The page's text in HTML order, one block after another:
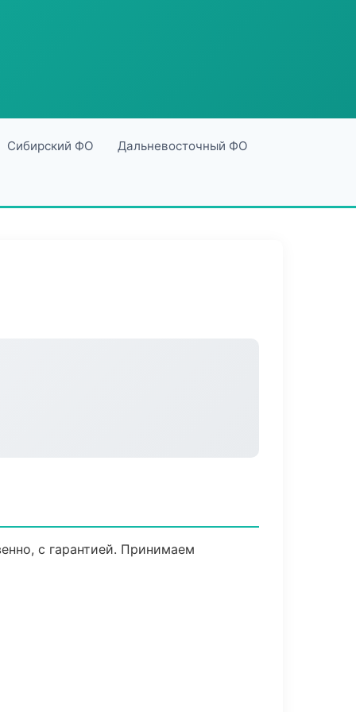
Сибирский ФО Дальневосточный ФО
с гарантией. Принимаем